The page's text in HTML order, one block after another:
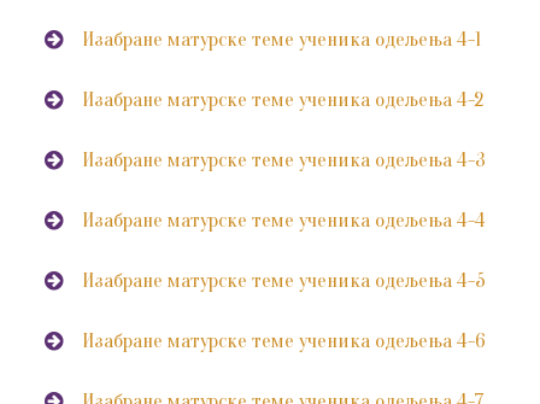
Изабране матурске теме ученика одељења 4-1
Изабране матурске теме ученика одељења 4-2
Изабране матурске теме ученика одељења 4-3
Изабране матурске теме ученика одељења 4-4
Изабране матурске теме ученика одељења 4-5
Изабране матурске теме ученика одељења 4-6